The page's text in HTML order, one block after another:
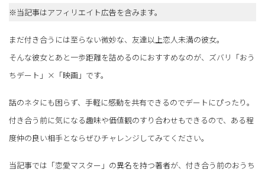
※当記事はアフィリエイト広告を含みます。
まだ付き合うには至らない微妙な、友達以上恋人未満の彼女。
そんな彼女とあと一歩距離を詰めるのにおすすめなのが、ズバリ「おう
ちデート」×「映画」です。
話のネタにも困らず、手軽に感動を共有できるのでデートにぴったり。
付き合う前に気になる趣味や価値観のすり合わせもできるので、ある程
度仲の良い相手とならぜひチャレンジしてみてください。
当記事では「恋愛マスター」の異名を持つ著者が、付き合う前のおうち